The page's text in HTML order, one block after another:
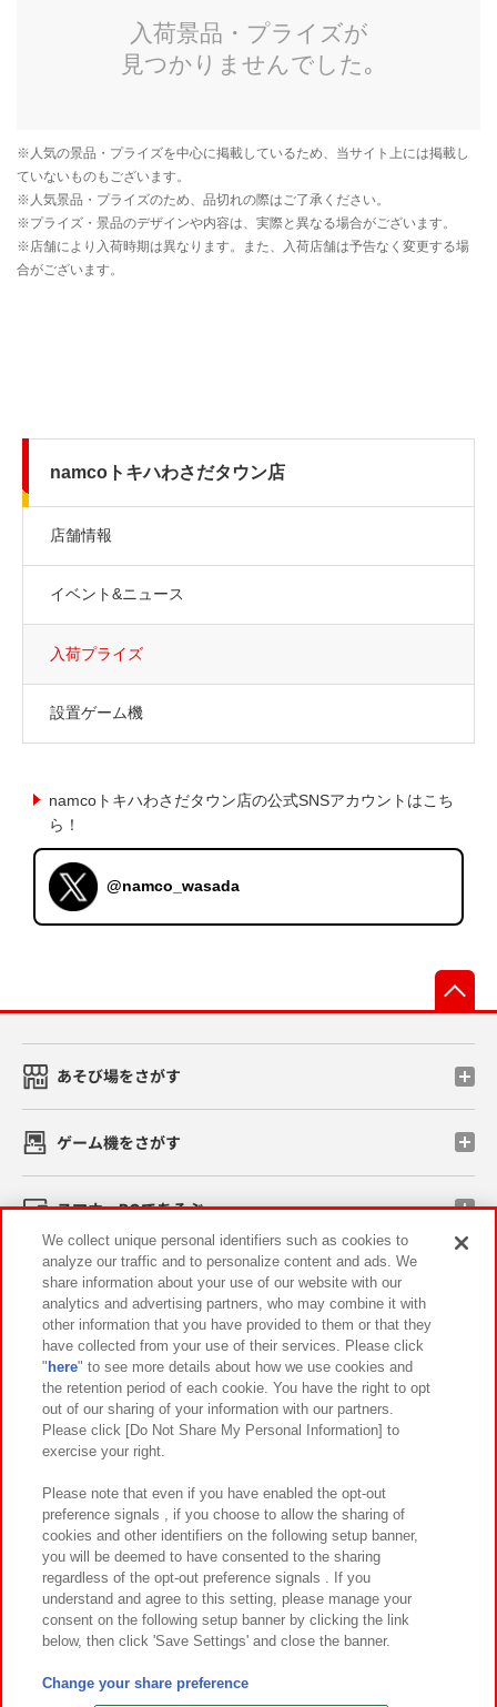
namcoトキハわさだタウン店
店舗情報
イベント&ニュース
入荷プライズ
設置ゲーム機
namcoトキハわさだタウン店の公式SNSアカウントはこち
ら！
@namco_wasada
あそび場をさがす
ゲーム機をさがす
スマホ・PCであそぶ
イベント・キャンペーン
関連会社 サステナビリティ サイトポリシー
プライバシーポリシー ウェブアクセシビリティ方針と検証結果
お取引先さまとともに
カスタマーハラスメント対応方針 よくあるご質問・お問い合わせ
©Bandai Namco Amusement Inc.
©Bandai Namco Amusement Lab Inc.
We collect unique personal identifiers such as cookies to
analyze our traffic and to personalize content and ads. We
share information about your use of our website with our
analytics and advertising partners, who may combine it with
other information that you have provided to them or that they
have collected from your use of their services. Please click
" here" to see more details about how we use cookies and
the retention period of each cookie. You have the right to opt
out of our sharing of your information with our partners.
Please click [Do Not Share My Personal Information] to
exercise your right.
Please note that even if you have enabled the opt-out
preference signals , if you choose to allow the sharing of
cookies and other identifiers on the following setup banner,
you will be deemed to have consented to the sharing
regardless of the opt-out preference signals . If you
understand and agree to this setting, please manage your
consent on the following setup banner by clicking the link
below, then click 'Save Settings' and close the banner.
Change your share preference